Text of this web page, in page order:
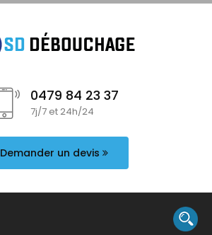
0479 84 23 37
7j/7 et 24h/24
Demander un devis